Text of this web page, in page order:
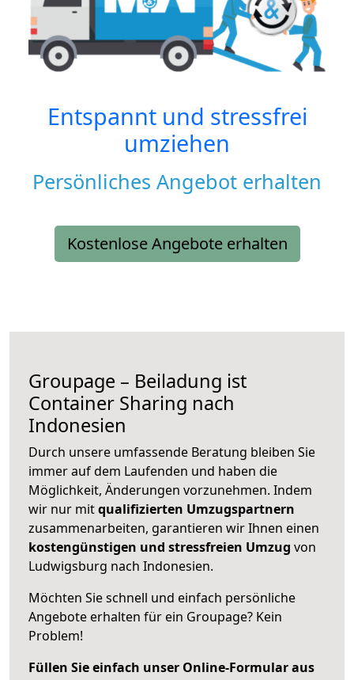
Entspannt und stressfrei
umziehen
Persönliches Angebot erhalten
Kostenlose Angebote erhalten
Groupage – Beiladung ist
Container Sharing nach
Indonesien
Durch unsere umfassende Beratung bleiben Sie
immer auf dem Laufenden und haben die
Möglichkeit, Änderungen vorzunehmen. Indem
wir nur mitqualifizierten Umzugspartnern
zusammenarbeiten, garantieren wir Ihnen einen
kostengünstigen und stressfreien Umzug von
Ludwigsburg nach Indonesien.
Möchten Sie schnell und einfach persönliche
Angebote erhalten für ein Groupage? Kein
Problem!
Füllen Sie einfach unser Online-Formular aus